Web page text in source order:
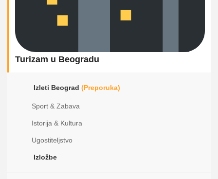
Turizam u Beogradu
Izleti Beograd (Preporuka)
Sport & Zabava
Istorija & Kultura
Ugostiteljstvo
Izložbe